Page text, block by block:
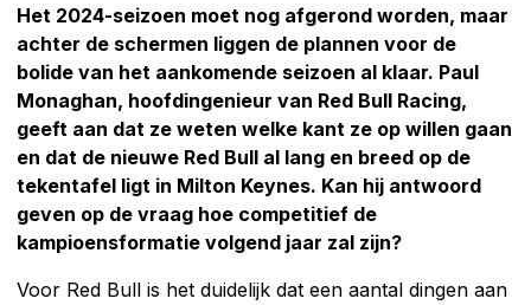
Het 2024-seizoen moet nog afgerond worden, maar
achter de schermen liggen de plannen voor de
bolide van het aankomende seizoen al klaar. Paul
Monaghan, hoofdingenieur van Red Bull Racing,
geeft aan dat ze weten welke kant ze op willen gaan
en dat de nieuwe Red Bull al lang en breed op de
tekentafel ligt in Milton Keynes. Kan hij antwoord
geven op de vraag hoe competitief de
kampioensformatie volgend jaar zal zijn?
Voor Red Bull is het duidelijk dat een aantal dingen aan